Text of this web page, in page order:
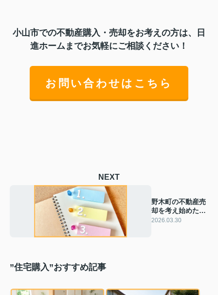
小山市での不動産購入・売却をお考えの方は、日
進ホームまでお気軽にご相談ください！
お問い合わせはこちら
NEXT
野木町の不動産売
却を考え始めた
ら？準備のポイン
2026.03.30
”住宅購入”おすすめ記事